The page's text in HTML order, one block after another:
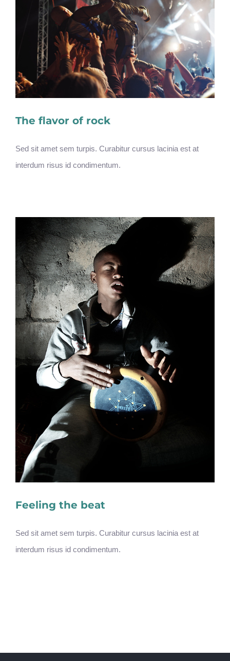
The flavor of rock
Sed sit amet sem turpis. Curabitur cursus lacinia est at
interdum risus id condimentum.
Feeling the beat
Sed sit amet sem turpis. Curabitur cursus lacinia est at
interdum risus id condimentum.